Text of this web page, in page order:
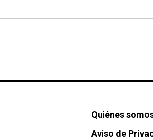
Quiénes
Aviso de